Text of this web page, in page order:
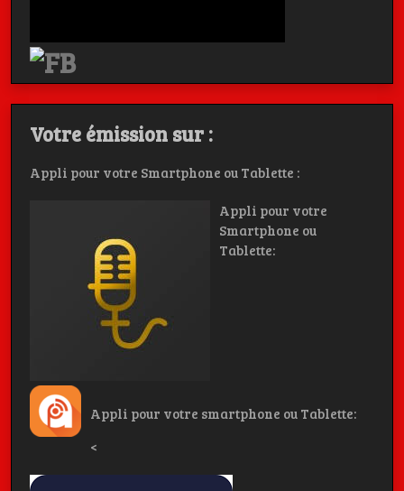
Votre émission sur :
Appli pour votre Smartphone ou Tablette :
Appli pour votre
Smartphone ou
Tablette:
Appli pour votre smartphone ou Tablette:
<